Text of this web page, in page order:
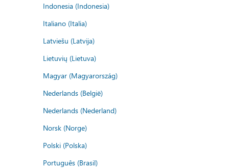
Indonesia (Indonesia)
Italiano (Italia)
Latviešu (Latvija)
Lietuvių (Lietuva)
Magyar (Magyarország)
Nederlands (België)
Nederlands (Nederland)
Norsk (Norge)
Polski (Polska)
Português (Brasil)